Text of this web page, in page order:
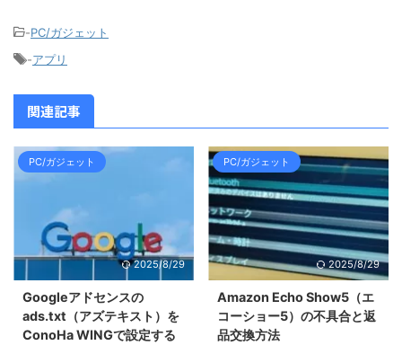
-PC/ガジェット
-アプリ
関連記事
PC/ガジェット
2025/8/29
Googleアドセンスの
ads.txt（アズテキスト）を
ConoHa WINGで設定する
PC/ガジェット
2025/8/29
Amazon Echo Show5（エ
コーショー5）の不具合と返
品交換方法